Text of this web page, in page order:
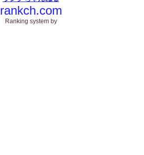
rankch.com
Ranking system by